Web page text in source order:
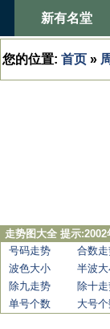
新有名堂
您的位置: 首页 »
走势图大全 提示
号码走势
合数
波色大小
半波
除九走势
除十
单号个数
大号